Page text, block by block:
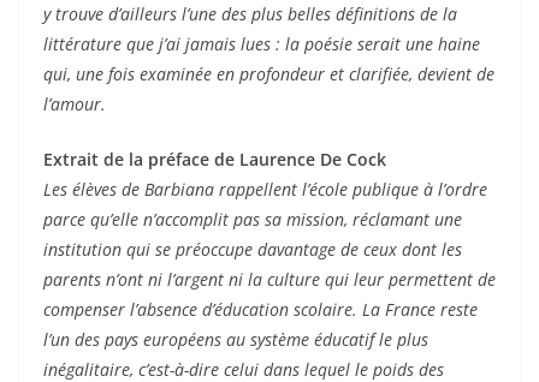
y trouve d’ailleurs l’une des plus belles définitions de la
littérature que j’ai jamais lues : la poésie serait une haine
qui, une fois examinée en profondeur et clarifiée, devient de
l’amour.
Extrait de la préface de Laurence De Cock
Les élèves de Barbiana rappellent l’école publique à l’ordre
parce qu’elle n’accomplit pas sa mission, réclamant une
institution qui se préoccupe davantage de ceux dont les
parents n’ont ni l’argent ni la culture qui leur permettent de
compenser l’absence d’éducation scolaire. La France reste
l’un des pays européens au système éducatif le plus
inégalitaire, c’est-à-dire celui dans lequel le poids des